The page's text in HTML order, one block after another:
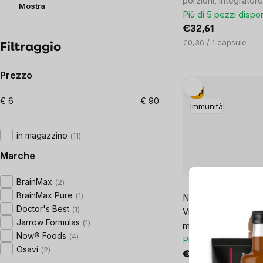
Mostra
Filtraggio
Prezzo
€ 6 € 90
in magazzino 11
Marche
BrainMax 2
BrainMax Pure 1
Doctor's Best 1
Jarrow Formulas 1
Now® Foods 4
Osavi 2
Più di 5 pezzi
€32,61
Prezzo
€0,36 / 1 capsule
Tip
Immunità
NOW Vitamin E
Vitamina E liquida,
ml.
Più di 5 pezzi
€10,57